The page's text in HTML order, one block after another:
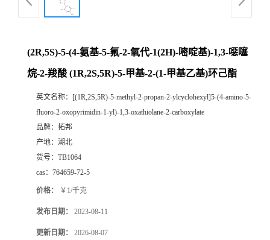
(2R,5S)-5-(4-氨基-5-氟-2-氧代-1(2H)-嘧啶基)-1,3-噁噻
烷-2-羧酸 (1R,2S,5R)-5-甲基-2-(1-甲基乙基)环己酯
英文名称： [(1R,2S,5R)-5-methyl-2-propan-2-ylcyclohexyl]5-(4-amino-5-
fluoro-2-oxopyrimidin-1-yl)-1,3-oxathiolane-2-carboxylate
品牌： 拓邦
产地： 湖北
货号： TB1064
cas： 764659-72-5
价格： ￥1/千克
发布日期： 2023-08-11
更新日期： 2026-08-07